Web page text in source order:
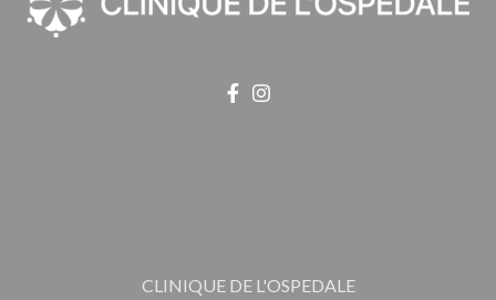
CLINIQUE DE L'OSPEDALE